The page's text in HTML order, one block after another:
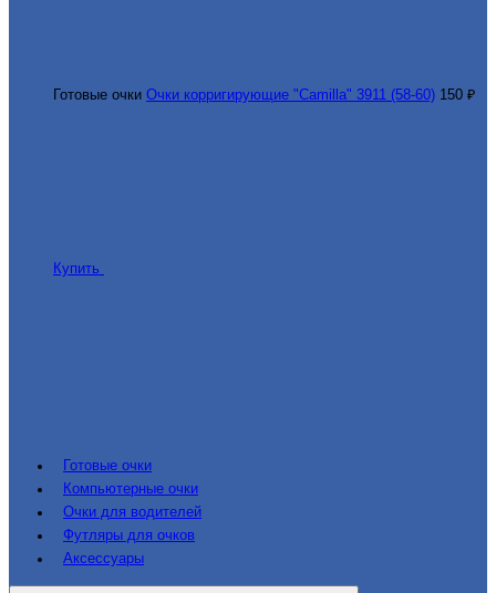
Готовые очки Очки корригирующие "Camilla" 3911 (58-60) 150 ₽
Купить
Готовые очки
Компьютерные очки
Очки для водителей
Футляры для очков
Аксессуары